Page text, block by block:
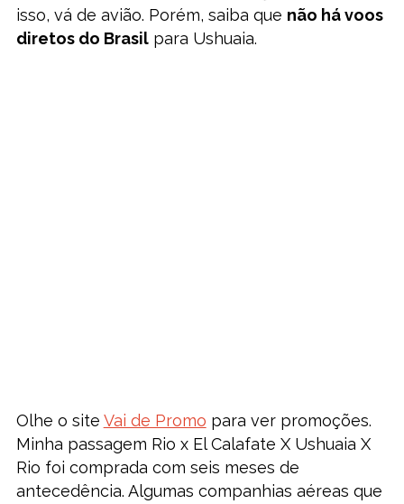
isso, vá de avião. Porém, saiba que não há voos
diretos do Brasilpara Ushuaia.
Olhe o site Vai de Promo para ver promoções.
Minha passagem Rio x El Calafate X Ushuaia X
Rio foi comprada com seis meses de
antecedência. Algumas companhias aéreas que